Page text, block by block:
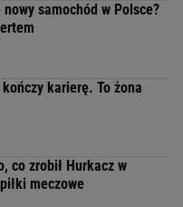
samochód w Polsce?
karierę. To żona
co zrobił Hurkacz w
meczowe